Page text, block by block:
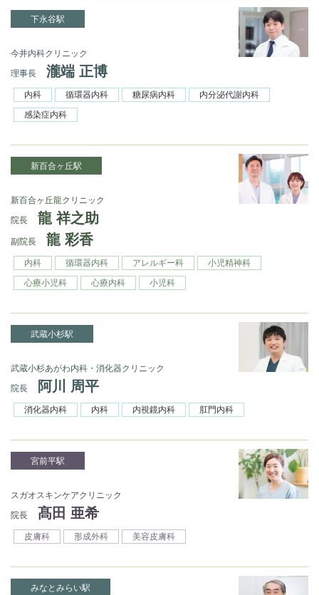
下永谷駅
今井内科クリニック
理事長
瀧端 正博
内科 循環器内科 糖尿病内科
内分泌代謝内科
感染症内科
新百合ヶ丘駅
新百合ヶ丘龍クリニック
院長
龍 祥之助
副院長 龍 彩香
内科 循環器内科 アレルギー科
小児精神科
心療小児科
心療内科 小児科
武蔵小杉駅
武蔵小杉あがわ内科・消化器クリニック
院長
阿川 周平
消化器内科 内科 内視鏡内科 肛門内科
宮前平駅
スガオスキンケアクリニック
院長
髙田 亜希
皮膚科 形成外科 美容皮膚科
みなとみらい駅